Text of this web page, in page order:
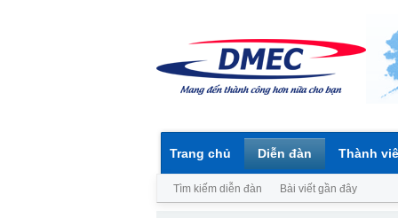
Trang chủ Diễn đàn
Tìm kiếm diễn đàn Bài viết gần đây
Thành